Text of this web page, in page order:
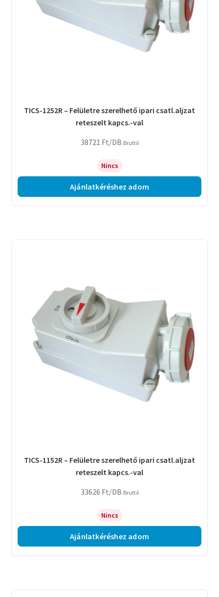
TICS-1252R – Felületre szerelhető ipari csatl.aljzat
reteszelt kapcs.-val
38721 Ft/DB Bruttó
Nincs
Ajánlatkéréshez adom
TICS-1152R – Felületre szerelhető ipari csatl.aljzat
reteszelt kapcs.-val
33626 Ft/DB Bruttó
Nincs
Ajánlatkéréshez adom